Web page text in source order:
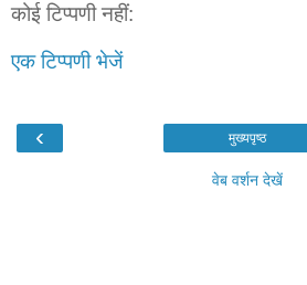
कोई टिप्पणी नहीं:
एक टिप्पणी भेजें
‹ मुख्यपृष्ठ
वेब वर्शन देखें